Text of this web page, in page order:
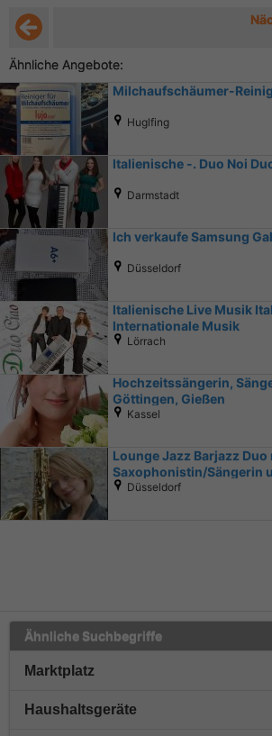
Ähnliche Angebote:
Milchaufschäumer-
Huglfing
Italienische -. Duo Noi
Darmstadt
Ich verkaufe Samsung
Düsseldorf
Italienische Live Musik
Internationale Musik
Lörrach
Hochzeitssängerin,
Göttingen, Gießen
Kassel
Lounge Jazz Barjazz Duo
Saxophonistin/Sängerin
Düsseldorf
Ähnliche Suchbegriffe
Marktplatz
Haushaltsgeräte